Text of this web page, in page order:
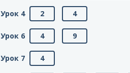
Урок 4 2 4
Урок 6 4 9
Урок 7 4